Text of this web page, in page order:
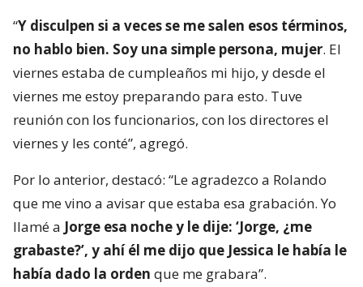
“Y disculpen si a veces se me salen esos términos,
no hablo bien. Soy una simple persona, mujer. El
viernes estaba de cumpleaños mi hijo, y desde el
viernes me estoy preparando para esto. Tuve
reunión con los funcionarios, con los directores el
viernes y les conté”, agregó.
Por lo anterior, destacó: “Le agradezco a Rolando
que me vino a avisar que estaba esa grabación. Yo
llamé a Jorge esa noche y le dije: ‘Jorge, ¿me
grabaste?’, y ahí él me dijo que Jessica le había le
había dado la orden que me grabara”.